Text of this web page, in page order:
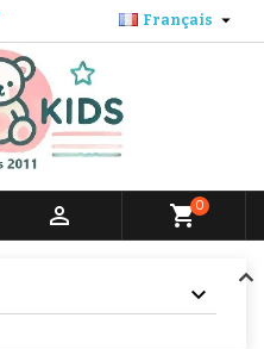
Français 
 shopping_cart0